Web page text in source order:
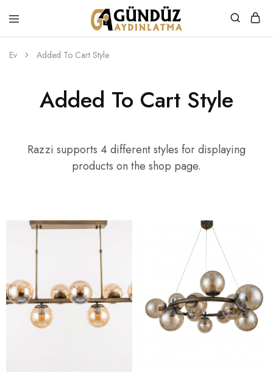
Gündüz
Özel
Ürünler
Ev Added To Cart Style
Added To Cart Style
Razzi supports 4 different styles for displaying
products on the shop page.